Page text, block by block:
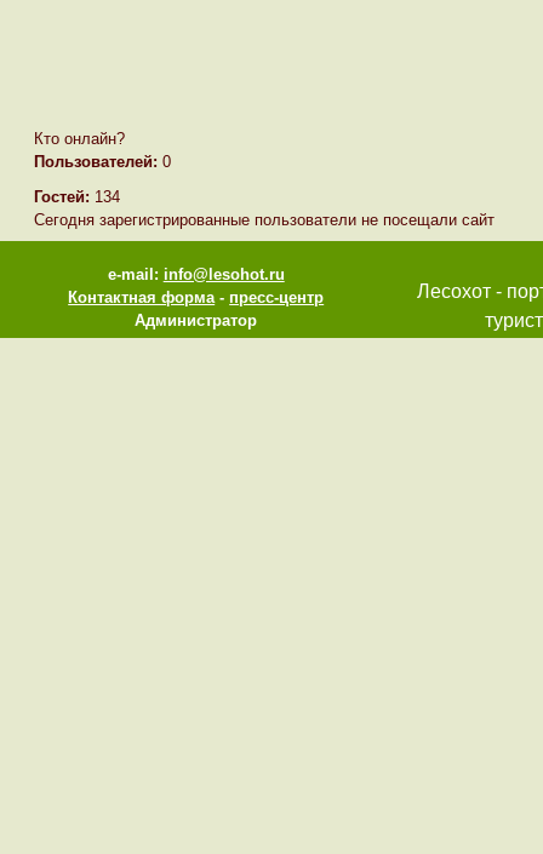
Кто онлайн?
Пользователей: 0
Гостей: 134
Сегодня зарегистрированные пользователи не посещали сайт
e-mail: info@lesohot.ru
Контактная форма-пресс-центр
Администратор
Лесохот -